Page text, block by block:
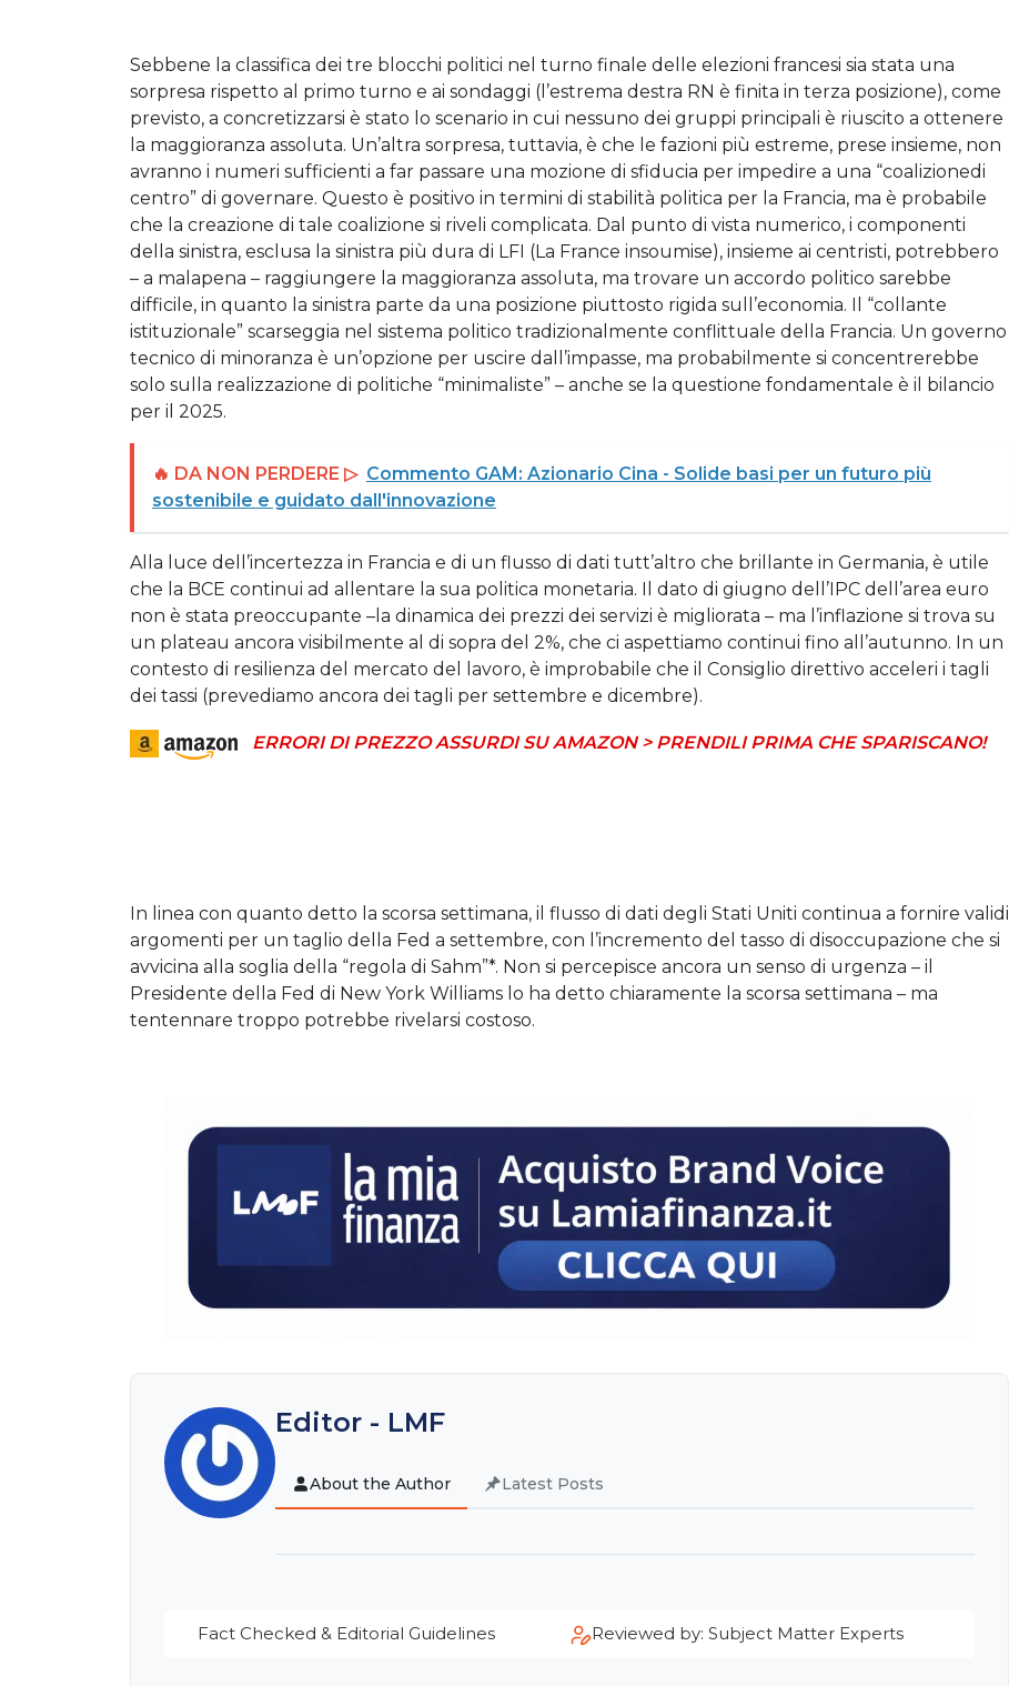
Sebbene la classifica dei tre blocchi politici nel turno finale delle elezioni francesi sia stata una
sorpresa rispetto al primo turno e ai sondaggi (l’estrema destra RN è finita in terza posizione), come
previsto, a concretizzarsi è stato lo scenario in cui nessuno dei gruppi principali è riuscito a ottenere
la maggioranza assoluta. Un’altra sorpresa, tuttavia, è che le fazioni più estreme, prese insieme, non
avranno i numeri sufficienti a far passare una mozione di sfiducia per impedire a una “coalizionedi
centro” di governare. Questo è positivo in termini di stabilità politica per la Francia, ma è probabile
che la creazione di tale coalizione si riveli complicata. Dal punto di vista numerico, i componenti
della sinistra, esclusa la sinistra più dura di LFI (La France insoumise), insieme ai centristi, potrebbero
– a malapena – raggiungere la maggioranza assoluta, ma trovare un accordo politico sarebbe
difficile, in quanto la sinistra parte da una posizione piuttosto rigida sull’economia. Il “collante
istituzionale” scarseggia nel sistema politico tradizionalmente conflittuale della Francia. Un governo
tecnico di minoranza è un’opzione per uscire dall’impasse, ma probabilmente si concentrerebbe
solo sulla realizzazione di politiche “minimaliste” – anche se la questione fondamentale è il bilancio
per il 2025.
🔥 DA NON PERDERE ▷ Commento GAM: Azionario Cina - Solide basi per un futuro più
sostenibile e guidato dall'innovazione
Alla luce dell’incertezza in Francia e di un flusso di dati tutt’altro che brillante in Germania, è utile
che la BCE continui ad allentare la sua politica monetaria. Il dato di giugno dell’IPC dell’area euro
non è stata preoccupante –la dinamica dei prezzi dei servizi è migliorata – ma l’inflazione si trova su
un plateau ancora visibilmente al di sopra del 2%, che ci aspettiamo continui fino all’autunno. In un
contesto di resilienza del mercato del lavoro, è improbabile che il Consiglio direttivo acceleri i tagli
dei tassi (prevediamo ancora dei tagli per settembre e dicembre).
ERRORI DI PREZZO ASSURDI SU AMAZON > PRENDILI PRIMA CHE SPARISCANO!
In linea con quanto detto la scorsa settimana, il flusso di dati degli Stati Uniti continua a fornire validi
argomenti per un taglio della Fed a settembre, con l’incremento del tasso di disoccupazione che si
avvicina alla soglia della “regola di Sahm”*. Non si percepisce ancora un senso di urgenza – il
Presidente della Fed di New York Williams lo ha detto chiaramente la scorsa settimana – ma
tentennare troppo potrebbe rivelarsi costoso.
Editor - LMF
About the Author Latest Posts
Fact Checked & Editorial Guidelines Reviewed by: Subject Matter Experts